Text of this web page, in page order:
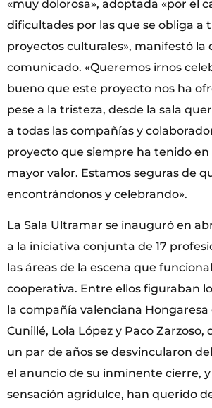
«muy dolorosa», adoptada «por el
dificultades por las que se obliga a
proyectos culturales», manifestó la
comunicado. «Queremos irnos
bueno que este proyecto nos ha
pese a la tristeza, desde la sala
a todas las compañías y
proyecto que siempre ha tenido en
mayor valor. Estamos seguras de
encontrándonos y celebrando».
La Sala Ultramar se inauguró en
a la iniciativa conjunta de 17
las áreas de la escena que
cooperativa. Entre ellos figuraban
la compañía valenciana Hongaresa
Cunillé, Lola López y Paco Zarzoso,
un par de años se desvincularon
el anuncio de su inminente cierre,
sensación agridulce, han querido